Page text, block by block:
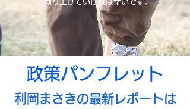
​政策パンフレット
​利岡まさきの最新レポートは